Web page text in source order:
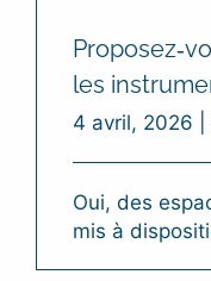
les
4 avril, 2026
Oui, des
mis à